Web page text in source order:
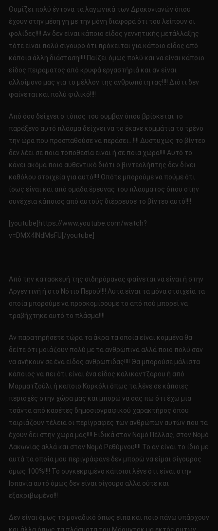
Θυμίζει πολύ έντονα τα λαγωνικά των Δρακονιανών όπου
έχουν στην μέση γη με την μόνη διαφορά ότι του λείπουν οι
φολίδες!!!! Αν δεν είναι κάποιο είδος γεννητικής μετάλλαξης
τότε είναι πολύ σίγουρο ότι πρόκειται για κάποιο είδος από
κάποια άλλη διάσταση!!!! Παίζει όμως πολύ και να είναι κάποιο
είδος πειράματος από κρυφά εργαστήριά και αν είναι
αλλοίμονο μας για το μέλλον της ανθρωπότητας!!!! Διότι δεν
φαίνεται και πολύ φιλικό!!!!
Από όσο δείχνει ο τόπος του συμβάν όπου βρίσκεται το
παράξενο αυτό πλάσμα δείχνει να το έκανε κομμάτια το τρένο
την ώρα που προσπαθούσε να περάσει…!!!! Δυστυχώς το βίντεο
δεν λέει σε ποια τοποθεσία είναι ή σε ποια χώρα!!!! Αυτό το
κάνει ακόμα ποιο αυθεντικό διότι ο βιντεολήπτης δεν δίνει
καθόλου στοιχεία για αυτό!!!! Οπότε μπορούμε να πούμε ότι
ίσως είναι και από ομάδα έρευνας του πλάσματος όπου στην
συνέχεια κάποιος από αυτούς διέρρευσε το βίντεο αυτό!!!!
[youtube]https://www.youtube.com/watch?
v=DMX4lNdMsFU[/youtube]
Από την κατασκευή της σιδηρόραγας φαίνεται να είναι ή στην
Αργεντινή ή στο Νότιο Περού!!!! Αυτά είναι τα μόνα στοιχεία τα
οποία μπορούμε να προσκομίσουμε το από πού μπορεί να
τραβήχτηκε αυτό το πλάσμα!!!!
Αν παρατηρήσετε τώρα τα άκρα τα οποία είναι κομμένα θα
δείτε ότι μοιάζουν πολύ με τα ανθρώπινα αλλά ποιο πολύ σαν
να ανήκουν σε ένα είδος ανθρώπιδας!!!! Θα μπορούσε μάλιστα
κάποιος να πει ότι είναι ένα είδος καλικάντζαρου ή από
Μαρματζούλι ή κάποιο Κορκόλι όπως τα λένε σε κάποιες
περιοχές στην χώρα μας και μπορώ να σας πω ότι έχω μια
τσάντα από κασέτες δημοσιογραφικού χαρακτήρος όπου
ταιριάζουν τέλεια οι περίγραφες των ανθρώπων αυτών που τα
έχουν δει στην χώρα μας!!!! Ειδικά στον Νομό Πέλλας, στον Νομό
Λακωνίας αλλά και στον Νομό Ρεθύμνου!!!! Το αν είναι το ίδιο με
αυτά τα οποία μου περιγράφανε δεν μπορώ να είμαι σίγουρος
όμως 100%!!!! Το συγκεκριμένο κάποιοι λένε ότι είναι στην
Ισπανία αυτό όμως δεν είναι σίγουρο αλλά ούτε και
εξακριβωμένο!!!
Δεν είναι όμως το μοναδικό όπως είπα και ποιο πάνω υπάρχουν